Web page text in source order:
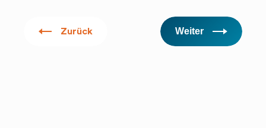
Zurück Weiter